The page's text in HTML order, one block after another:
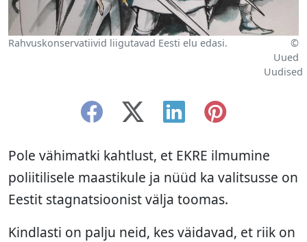
Rahvuskonservatiivid liigutavad Eesti elu edasi.
©
Uued
Uudised
Pole vähimatki kahtlust, et EKRE ilmumine
poliitilisele maastikule ja nüüd ka valitsusse on
Eestit stagnatsioonist välja toomas.
Kindlasti on palju neid, kes väidavad, et riik on